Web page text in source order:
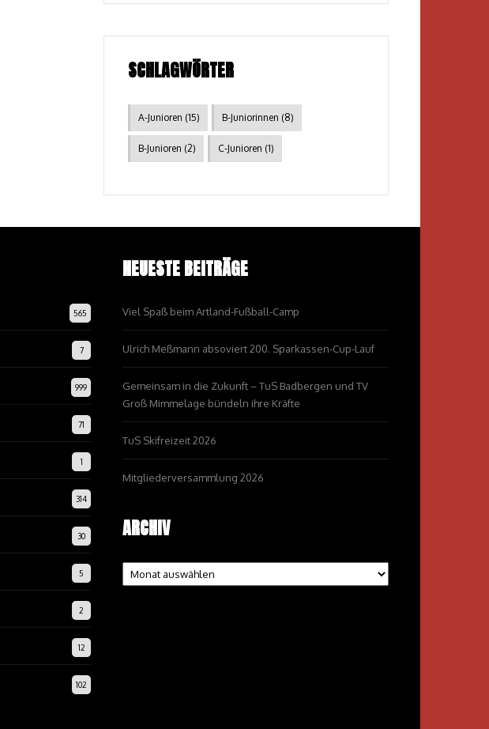
SCHLAGWÖRTER
A-Junioren (15) B-Juniorinnen (8)
B-Junioren (2) C-Junioren (1)
565
7
999
71
1
314
30
5
2
12
102
NEUESTE BEITRÄGE
Viel Spaß beim Artland-Fußball-Camp
Ulrich Meßmann absoviert 200. Sparkassen-Cup-Lauf
Gemeinsam in die Zukunft – TuS Badbergen und TV
Groß Mimmelage bündeln ihre Kräfte
TuS Skifreizeit 2026
Mitgliederversammlung 2026
ARCHIV
Archiv